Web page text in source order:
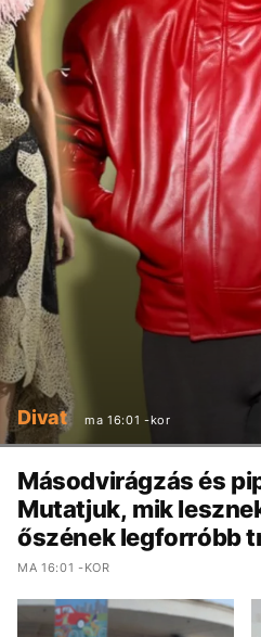
Divat ma 16:01 -kor
Másodvirágzás és
Mutatjuk, mik
őszének legforróbb
MA 16:01 -KOR